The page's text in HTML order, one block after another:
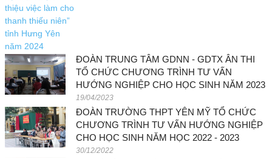
ĐOÀN TRUNG TÂM GDNN - GDTX ÂN THI
TỔ CHỨC CHƯƠNG TRÌNH TƯ VẤN
HƯỚNG NGHIỆP CHO HỌC SINH NĂM 2023
19/04/2023
ĐOÀN TRƯỜNG THPT YÊN MỸ TỔ CHỨC
CHƯƠNG TRÌNH TƯ VẤN HƯỚNG NGHIỆP
CHO HỌC SINH NĂM HỌC 2022 - 2023
30/12/2022